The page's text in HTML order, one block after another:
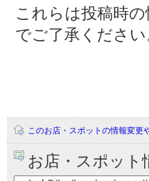
これらは投稿時
でご了承ください
このお店・スポットの情報変更
お店・スポット